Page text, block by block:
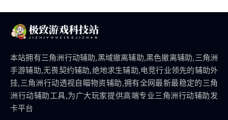
本站拥有三角洲行动辅助,黑域撤离辅助,黑色撤离辅助,三角洲
手游辅助,无畏契约辅助,绝地求生辅助,电竞行业领先的辅助外
挂,三角洲行动透视自瞄物资辅助,拥有全网最新最稳定的三角
洲行动辅助工具,为广大玩家提供高端专业三角洲行动辅助发
卡平台